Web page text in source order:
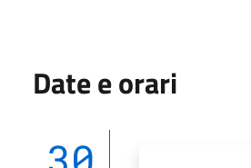
Date e orari